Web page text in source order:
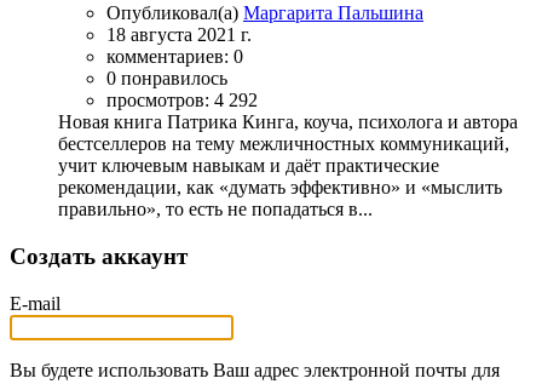
Опубликовал(а) Маргарита Пальшина
18 августа 2021 г.
комментариев: 0
0 понравилось
просмотров: 4 292
Новая книга Патрика Кинга, коуча, психолога и автора
бестселлеров на тему межличностных коммуникаций,
учит ключевым навыкам и даёт практические
рекомендации, как «думать эффективно» и «мыслить
правильно», то есть не попадаться в...
Создать аккаунт
E-mail
Вы будете использовать Ваш адрес электронной почты для